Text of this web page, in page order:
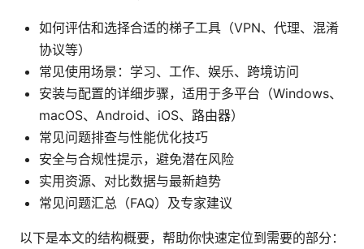
如何评估和选择合适的梯子工具（VPN、代理、混淆
协议等）
常见使用场景：学习、工作、娱乐、跨境访问
安装与配置的详细步骤，适用于多平台（Windows、
macOS、Android、iOS、路由器）
常见问题排查与性能优化技巧
安全与合规性提示，避免潜在风险
实用资源、对比数据与最新趋势
常见问题汇总（FAQ）及专家建议
以下是本文的结构概要，帮助你快速定位到需要的部分：